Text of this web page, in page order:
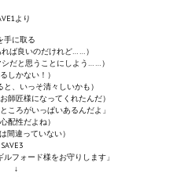
より
手に取る
れば良いのだけれど……）
シだと思うことにしよう……）
しかない！）
と、いっそ清々しいかも）
師匠様になってくれたんだ）
ころがいっぱいあるんだよ」
配性だよね）
間違っていない）
SAVE3
ルフォード様をお守りします」
↓